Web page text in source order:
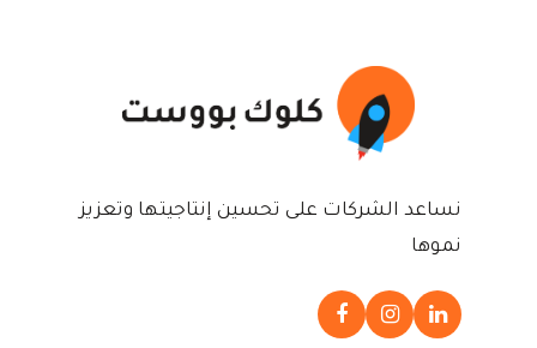
نساعد الشركات على تحسين إنتاجيتها وتعزيز
نموها